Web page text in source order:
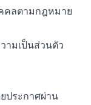
คลตามกฎหมาย
ามเป็นส่วนตัว
ประกาศผ่าน